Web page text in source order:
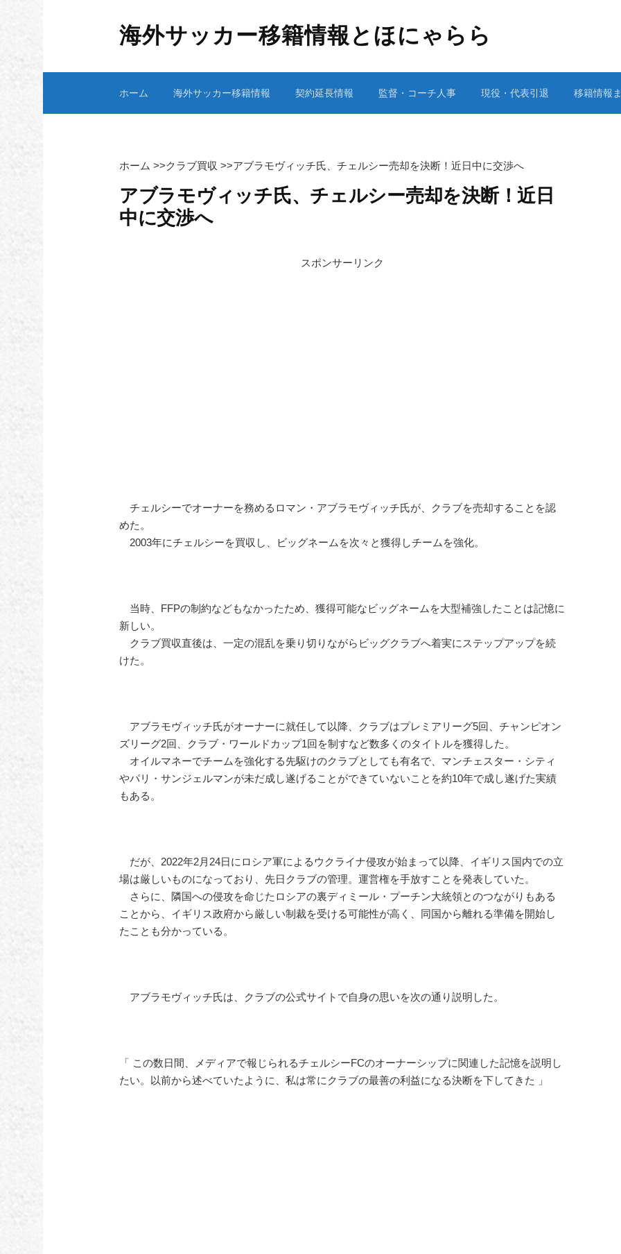
ス
海外サッカー移籍情報とほにゃらら
ホーム 海外サッカー移籍情報 契約延長情報 監督・コーチ人事 現役・代表引退 移籍情報
ホーム >>クラブ買収 >>アブラモヴィッチ氏、チェルシー売却を決断！近日中に交渉へ
アブラモヴィッチ氏、チェルシー売却を決断！近日
中に交渉へ
スポンサーリンク
チェルシーでオーナーを務めるロマン・アブラモヴィッチ氏が、クラブを売却することを認
めた。
2003年にチェルシーを買収し、ビッグネームを次々と獲得しチームを強化。
当時、FFPの制約などもなかったため、獲得可能なビッグネームを大型補強したことは記憶に
新しい。
クラブ買収直後は、一定の混乱を乗り切りながらビッグクラブへ着実にステップアップを続
けた。
アブラモヴィッチ氏がオーナーに就任して以降、クラブはプレミアリーグ5回、チャンピオン
ズリーグ2回、クラブ・ワールドカップ1回を制すなど数多くのタイトルを獲得した。
オイルマネーでチームを強化する先駆けのクラブとしても有名で、マンチェスター・シティ
やパリ・サンジェルマンが未だ成し遂げることができていないことを約10年で成し遂げた実績
もある。
だが、2022年2月24日にロシア軍によるウクライナ侵攻が始まって以降、イギリス国内での立
場は厳しいものになっており、先日クラブの管理。運営権を手放すことを発表していた。
さらに、隣国への侵攻を命じたロシアの裏ディミール・プーチン大統領とのつながりもある
ことから、イギリス政府から厳しい制裁を受ける可能性が高く、同国から離れる準備を開始し
たことも分かっている。
アブラモヴィッチ氏は、クラブの公式サイトで自身の思いを次の通り説明した。
「 この数日間、メディアで報じられるチェルシーFCのオーナーシップに関連した記憶を説明し
たい。以前から述べていたように、私は常にクラブの最善の利益になる決断を下してきた 」